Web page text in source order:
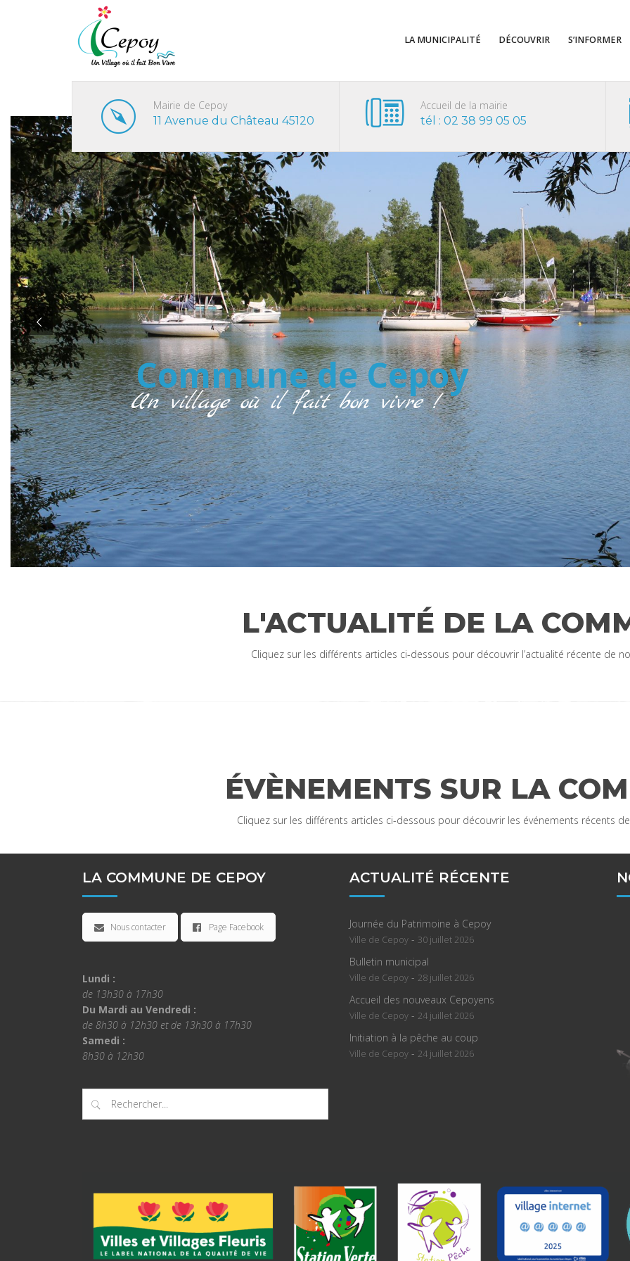
LA MUNICIPALITÉ DÉCOUVRIR S’INFORMER
Mairie de Cepoy
11 Avenue du Château 45120
Accueil de la mairie
tél : 02 38 99 05 05
Commune de Cepoy
Un village où il fait bon vivre !
L'ACTUALITÉ DE LA
Cliquez sur les différents articles ci-dessous pour découvrir l’actualité récente de
ÉVÈNEMENTS SUR LA
Cliquez sur les différents articles ci-dessous pour découvrir les événements récents
LA COMMUNE DE CEPOY
Nous contacter Page Facebook
Lundi :
de 13h30 à 17h30
Du Mardi au Vendredi :
de 8h30 à 12h30 et de 13h30 à 17h30
Samedi :
8h30 à 12h30
ACTUALITÉ RÉCENTE
Journée du Patrimoine à Cepoy
Ville de Cepoy - 30 juillet 2026
Bulletin municipal
Ville de Cepoy - 28 juillet 2026
Accueil des nouveaux Cepoyens
Ville de Cepoy - 24 juillet 2026
Initiation à la pêche au coup
Ville de Cepoy - 24 juillet 2026